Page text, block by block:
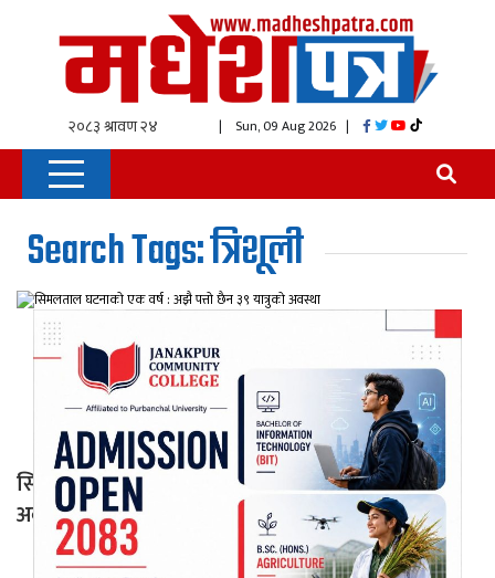
| Sun, 09 Aug 2026 |
Search Tags: त्रिशूली
सिमलताल घटनाको एक वर्ष : अझै पत्तो छैन ३९ यात्रुको
अवस्था